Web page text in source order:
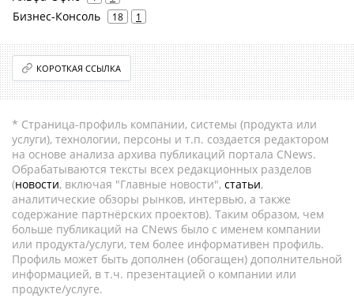
Бизнес-Консоль 18 1
КОРОТКАЯ ССЫЛКА
* Страница-профиль компании, системы (продукта или
услуги), технологии, персоны и т.п. создается редактором
на основе анализа архива публикаций портала CNews.
Обрабатываются тексты всех редакционных разделов
(новости, включая "Главные новости", статьи,
аналитические обзоры рынков, интервью, а также
содержание партнёрских проектов). Таким образом, чем
больше публикаций на CNews было с именем компании
или продукта/услуги, тем более информативен профиль.
Профиль может быть дополнен (обогащен) дополнительной
информацией, в т.ч. презентацией о компании или
продукте/услуге.